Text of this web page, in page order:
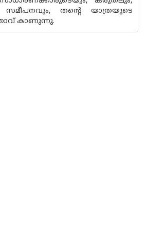
സമീപനവും, തന്റെ യാത്രയുടെ
കാണുന്നു.